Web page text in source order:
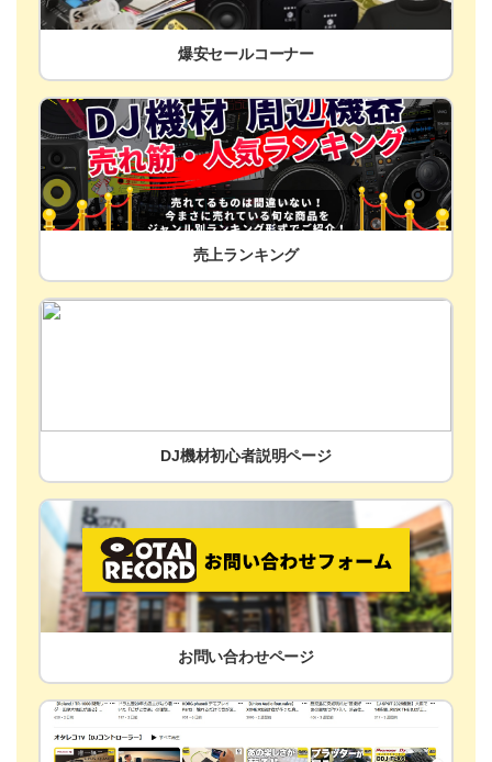
爆安セールコーナー
売上ランキング
DJ機材初心者説明ページ
お問い合わせページ